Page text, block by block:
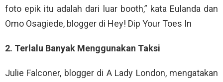
foto epik itu adalah dari luar booth,” kata Eulanda dan
Omo Osagiede, blogger di Hey! Dip Your Toes In
2. Terlalu Banyak Menggunakan Taksi
Julie Falconer, blogger di A Lady London, mengatakan